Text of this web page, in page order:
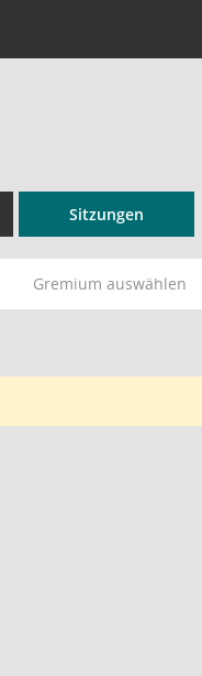
Sitzungen
Gremium auswählen